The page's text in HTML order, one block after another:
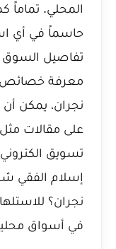
المحلي. تماماً
حاسماً في أي
تفاصيل السوق
معرفة خصائص
نجران، يمكن
على مقالات مثل
تسويق
إسلام الفقي
نجران؟
في أسواق